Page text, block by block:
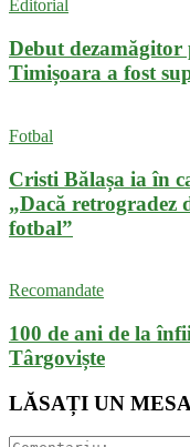
Editorial
Debut
Timișoara a fost
Fotbal
Cristi Bălașa ia în
„Dacă retrogradez
fotbal”
Recomandate
100 de ani de la
Târgoviște
LĂSAȚI UN